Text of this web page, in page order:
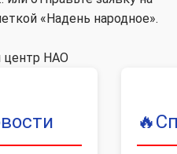
«Надень народное».
центр НАО
🔥